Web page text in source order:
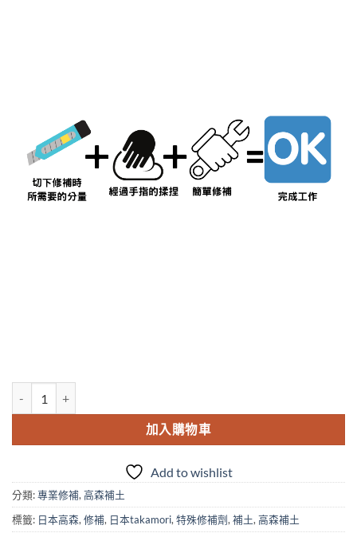
加入購物車
Add to wishlist
分類:專業修補, 高森補土
標籤: 日本高森, 修補, 日本takamori, 特殊修補劑, 補土, 高森補土